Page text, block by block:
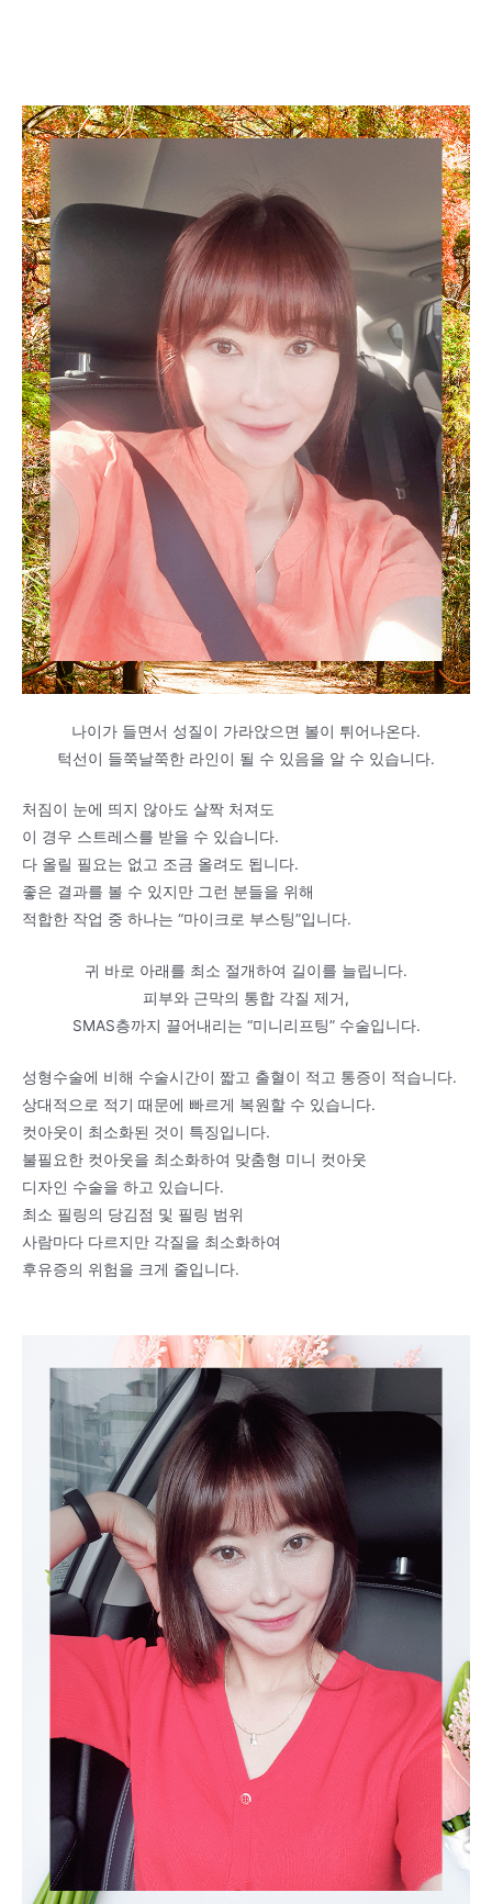
나이가 들면서 성질이 가라앉으면 볼이 튀어나온다.
턱선이 들쭉날쭉한 라인이 될 수 있음을 알 수 있습니다.
처짐이 눈에 띄지 않아도 살짝 처져도
이 경우 스트레스를 받을 수 있습니다.
다 올릴 필요는 없고 조금 올려도 됩니다.
좋은 결과를 볼 수 있지만 그런 분들을 위해
적합한 작업 중 하나는 “마이크로 부스팅”입니다.
귀 바로 아래를 최소 절개하여 길이를 늘립니다.
피부와 근막의 통합 각질 제거,
SMAS층까지 끌어내리는 “미니리프팅” 수술입니다.
성형수술에 비해 수술시간이 짧고 출혈이 적고 통증이 적습니다.
상대적으로 적기 때문에 빠르게 복원할 수 있습니다.
컷아웃이 최소화된 것이 특징입니다.
불필요한 컷아웃을 최소화하여 맞춤형 미니 컷아웃
디자인 수술을 하고 있습니다.
최소 필링의 당김점 및 필링 범위
사람마다 다르지만 각질을 최소화하여
후유증의 위험을 크게 줄입니다.